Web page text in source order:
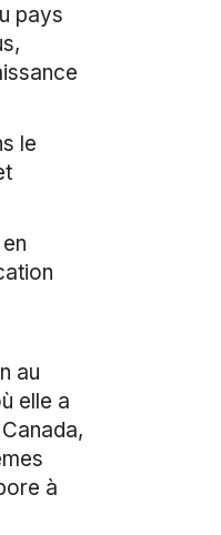
pays
le
au
elle a
à